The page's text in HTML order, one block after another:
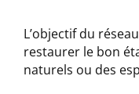
L’objectif du
restaurer le bon
naturels ou des